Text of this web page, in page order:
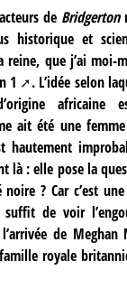
de Bridgerton
historique et
que j’ai moi-
1
. L’idée selon
africaine
ait été une
hautement
là : elle pose la
? Car c’est
de voir
de Meghan
royale